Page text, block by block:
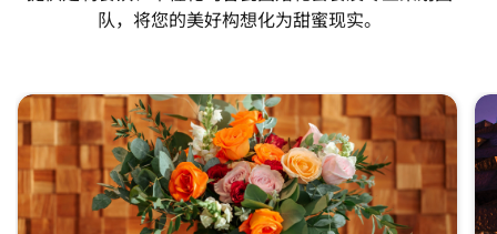
队，将您的美好构想化为甜蜜现实。